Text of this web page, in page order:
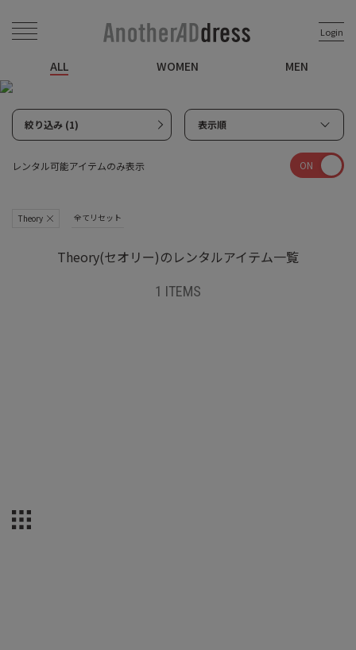
Login
ALL WOMEN MEN
絞り込み (1) 表示順
レンタル可能アイテムのみ表示 ON
Theory 全てリセット
Theory(セオリー)のレンタルアイテム一覧
1 ITEMS